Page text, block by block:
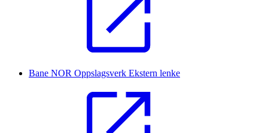
Bane NOR Oppslagsverk Ekstern lenke